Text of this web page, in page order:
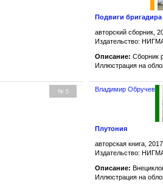
Подвиги
авторский сборник,
Издательство:
Описание: Сборник
Иллюстрация на
№ 5 Владимир Обручев
Плутония
авторская книга,
Издательство:
Описание:
Иллюстрация на